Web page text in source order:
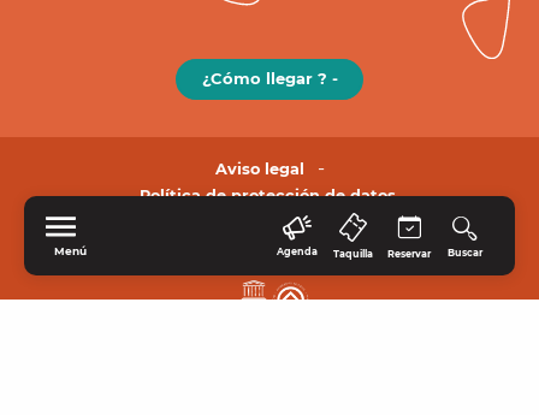
Menú Agenda Taquilla Reservar Buscar
¿Cómo llegar ? -
Aviso legal
Política de protección de datos.